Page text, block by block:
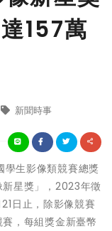
157萬
新聞時事
生影像類競賽總獎
星獎」，2023年徵
日止，除影像競賽
，每組獎金新臺幣